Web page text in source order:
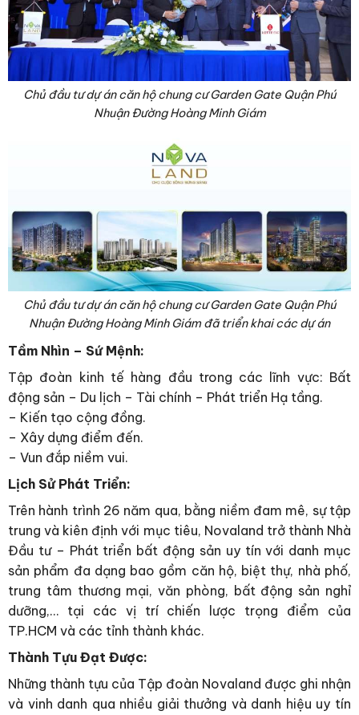
Chủ đầu tư dự án căn hộ chung cư Garden Gate Quận Phú
Nhuận Đường Hoàng Minh Giám
Chủ đầu tư dự án căn hộ chung cư Garden Gate Quận Phú
Nhuận Đường Hoàng Minh Giám đã triển khai các dự án
Tầm Nhìn – Sứ Mệnh:
Tập đoàn kinh tế hàng đầu trong các lĩnh vực: Bất
động sản – Du lịch – Tài chính – Phát triển Hạ tầng.
– Kiến tạo cộng đồng.
– Xây dựng điểm đến.
– Vun đắp niềm vui.
Lịch Sử Phát Triển:
Trên hành trình 26 năm qua, bằng niềm đam mê, sự tập
trung và kiên định với mục tiêu, Novaland trở thành Nhà
Đầu tư – Phát triển bất động sản uy tín với danh mục
sản phẩm đa dạng bao gồm căn hộ, biệt thự, nhà phố,
trung tâm thương mại, văn phòng, bất động sản nghỉ
dưỡng,… tại các vị trí chiến lược trọng điểm của
TP.HCM và các tỉnh thành khác.
Thành Tựu Đạt Được:
Những thành tựu của Tập đoàn Novaland được ghi nhận
và vinh danh qua nhiều giải thưởng và danh hiệu uy tín